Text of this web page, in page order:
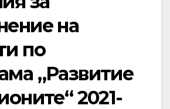
на
по
„Развитие
2021-